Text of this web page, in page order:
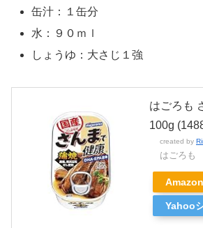
缶汁：１缶分
水：９０ｍｌ
しょうゆ：大さじ１強
はごろも
100g
created by
はごろも
Amazon
Yahoo